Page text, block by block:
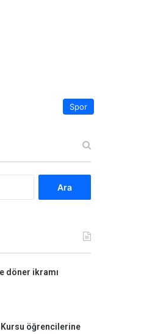
Spor
döner ikramı
Kursu öğrencilerine